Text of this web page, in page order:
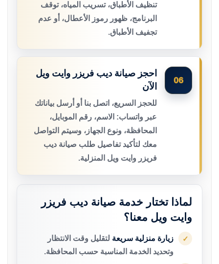
تنظيف الأطباق، تسريب المياه، توقف
البرنامج، ظهور رموز الأعطال، أو عدم
تجفيف الأطباق.
06
احجز صيانة ديب فريزر وايت ويل
الآن
للحجز السريع، اتصل بنا أو أرسل بياناتك
عبر واتساب: الاسم، رقم الموبايل،
المحافظة، ونوع الجهاز، وسيتم التواصل
معك لتأكيد تفاصيل طلب صيانة ديب
فريزر وايت ويل المنزلية.
لماذا تختار خدمة صيانة ديب فريزر
وايت ويل معنا؟
✓ زيارة منزلية سريعة لتقليل وقت الانتظار
وتحديد الخدمة المناسبة حسب المحافظة.